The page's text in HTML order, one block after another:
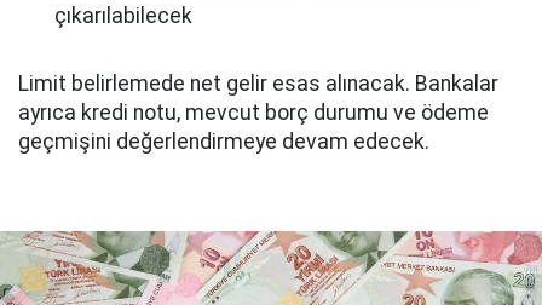
çıkarılabilecek
Limit belirlemede net gelir esas alınacak. Bankalar
ayrıca kredi notu, mevcut borç durumu ve ödeme
geçmişini değerlendirmeye devam edecek.